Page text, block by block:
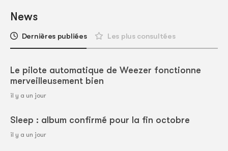
News
Dernières publiées Les plus consultées
Le pilote automatique de Weezer fonctionne
merveilleusement bien
il y a un jour
Sleep : album confirmé pour la fin octobre
il y a un jour